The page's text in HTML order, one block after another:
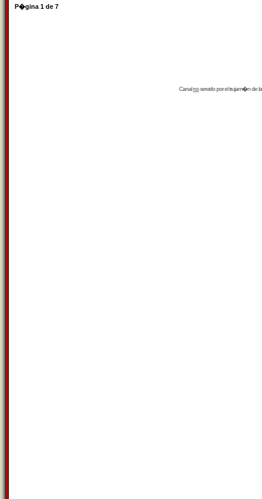
P�gina 1 de 7
Canalrssservido por eltrujam�nde